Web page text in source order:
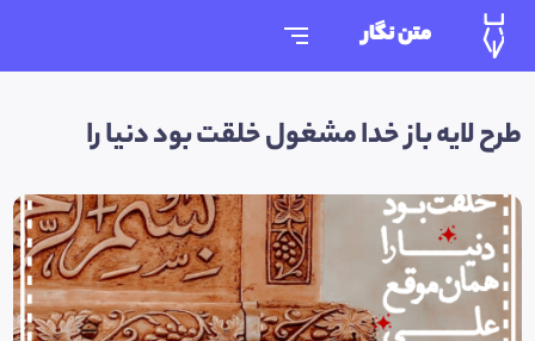
متن نگار
طرح لایه باز خدا مشغول خلقت بود دنیا را